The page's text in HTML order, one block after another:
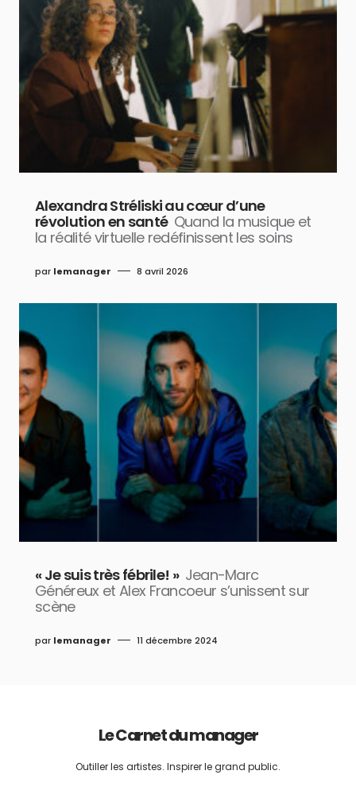
Alexandra Stréliski au cœur d’une
révolution en santé Quand la musique et
la réalité virtuelle redéfinissent les soins
par lemanager 8 avril 2026
« Je suis très fébrile! » Jean-Marc
Généreux et Alex Francoeur s’unissent sur
scène
par lemanager 11 décembre 2024
Le Carnet du manager
Outiller les artistes. Inspirer le grand public.